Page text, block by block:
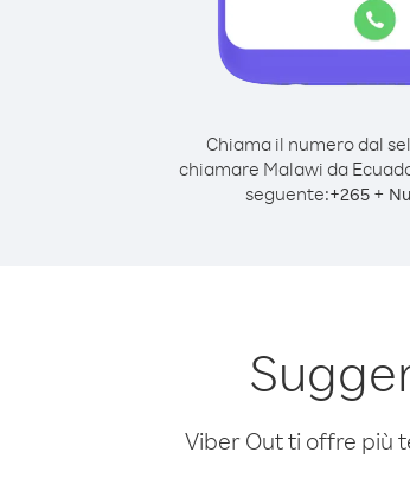
Chiama il numero dal
chiamare Malawi da
seguente:+265+
Viber Out ti offre più